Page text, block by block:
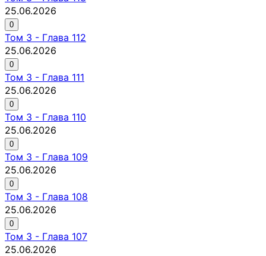
25.06.2026
0
Том 3 - Глава 112
25.06.2026
0
Том 3 - Глава 111
25.06.2026
0
Том 3 - Глава 110
25.06.2026
0
Том 3 - Глава 109
25.06.2026
0
Том 3 - Глава 108
25.06.2026
0
Том 3 - Глава 107
25.06.2026